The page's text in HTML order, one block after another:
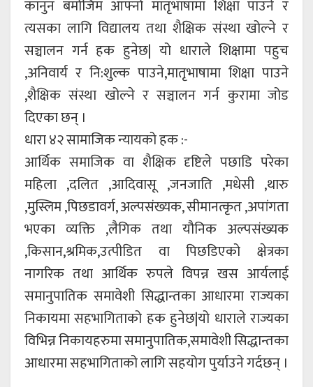
कानुन बमोजिम आफ्नो मातृभाषामा शिक्षा पाउने र
त्यसका लागि विद्यालय तथा शैक्षिक संस्था खोल्ने र
सञ्चालन गर्न हक हुनेछ| यो धाराले शिक्षामा पहुच
,अनिवार्य र नि:शुल्क पाउने,मातृभाषामा शिक्षा पाउने
,शैक्षिक संस्था खोल्ने र सञ्चालन गर्न कुरामा जोड
दिएका छन् ।
धारा ४२ सामाजिक न्यायको हक :-
आर्थिक समाजिक वा शैक्षिक दृष्टिले पछाडि परेका
महिला ,दलित ,आदिवासू ,जनजाति ,मधेसी ,थारु
,मुस्लिम ,पिछडावर्ग, अल्पसंख्यक, सीमानत्कृत ,अपांगता
भएका व्यक्ति ,लैगिक तथा यौनिक अल्पसंख्यक
,किसान,श्रमिक,उत्पीडित वा पिछडिएको क्षेत्रका
नागरिक तथा आर्थिक रुपले विपन्न खस आर्यलाई
समानुपातिक समावेशी सिद्धान्तका आधारमा राज्यका
निकायमा सहभागिताको हक हुनेछ|यो धाराले राज्यका
विभिन्न निकायहरुमा समानुपातिक,समावेशी सिद्धान्तका
आधारमा सहभागिताको लागि सहयोग पुर्याउने गर्दछन् ।